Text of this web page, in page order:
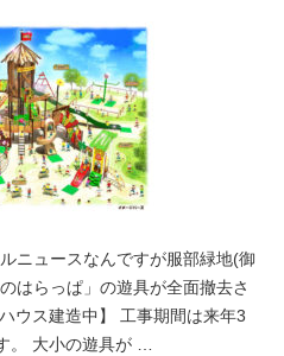
ニュースなんですが服部緑地(御
はらっぱ」の遊具が全面撤去さ
ウス建造中】 工事期間は来年3
。 大小の遊具が …